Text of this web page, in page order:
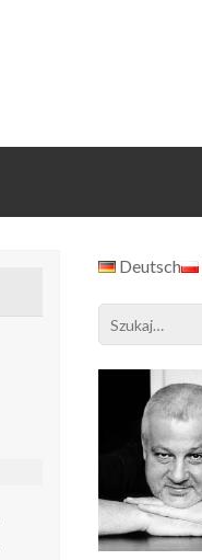
Deutsch